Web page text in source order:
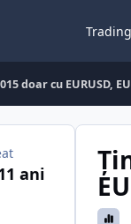
doar cu EURUSD,
ani